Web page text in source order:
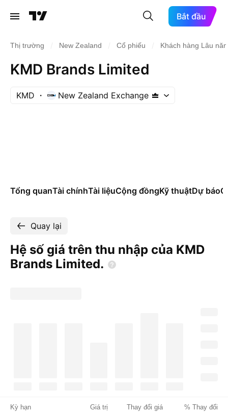
Bắt đầu
Thị trường New Zealand Cổ phiếu Khách hàng Lâu
KMD Brands Limited
KMD New Zealand Exchange
Tổng quanTài chínhTài liệuCộng đồngKỹ thuậtDự báo
Quay lại
Hệ số giá trên thu nhập của KMD
Brands Limited.
Kỳ hạn Giá trị Thay đổi giá % Thay đổi